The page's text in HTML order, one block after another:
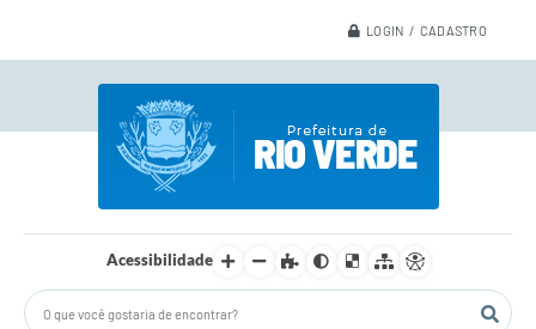
LOGIN / CADASTRO
Acessibilidade